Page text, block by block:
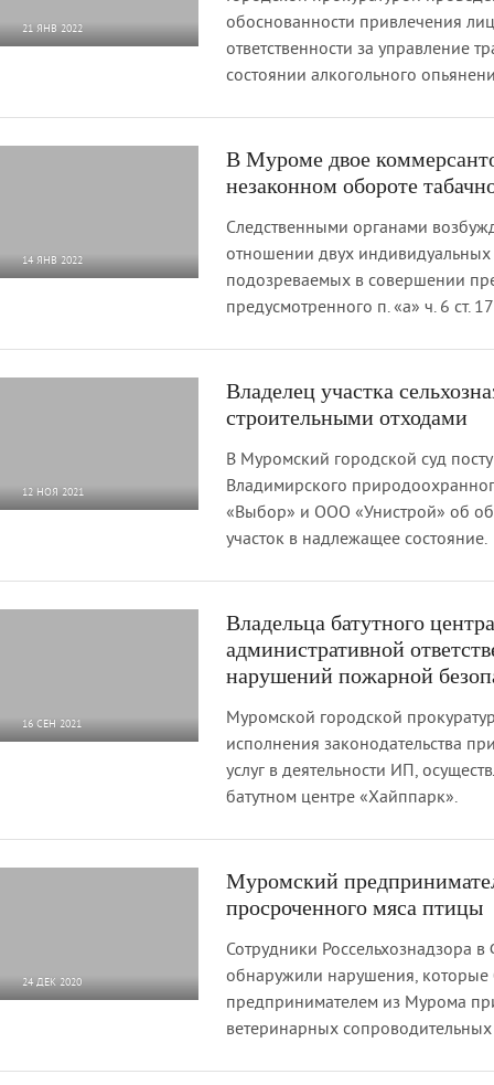
21 ЯНВ 2022
обоснованности привлечения
ответственности за управление
состоянии алкогольного
14 ЯНВ 2022
В Муроме двое
незаконном обороте
Следственными органами
отношении двух
подозреваемых в совершении
предусмотренного п. «а» ч. 6 ст.
12 НОЯ 2021
Владелец участка
строительными отходами
В Муромский городской суд
Владимирского
«Выбор» и ООО «Унистрой» об
участок в надлежащее состояние.
16 СЕН 2021
Владельца батутного
административной
нарушений пожарной
Муромской городской
исполнения законодательства
услуг в деятельности ИП,
батутном центре «Хайппарк».
24 ДЕК 2020
Муромский
просроченного мяса птицы
Сотрудники Россельхознадзора
обнаружили нарушения,
предпринимателем из Мурома
ветеринарных